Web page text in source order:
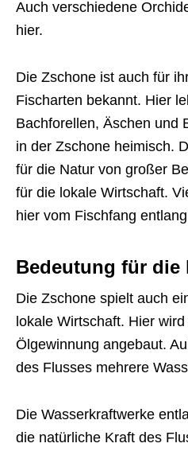
Auch verschiedene
hier.
Die Zschone ist auch für
Fischarten bekannt. Hier
Bachforellen, Äschen und
in der Zschone heimisch.
für die Natur von großer
für die lokale Wirtschaft.
hier vom Fischfang
Bedeutung für die
Die Zschone spielt auch
lokale Wirtschaft. Hier
Ölgewinnung angebaut.
des Flusses mehrere
Die Wasserkraftwerke
die natürliche Kraft des